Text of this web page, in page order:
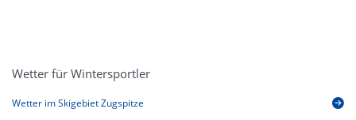
Wetter für Wintersportler
Wetter im Skigebiet Zugspitze